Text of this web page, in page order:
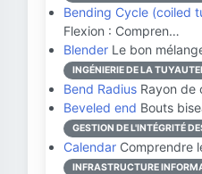
Bending Cycle (coiled
Flexion : Compren…
Blender Le bon
INGÉNIERIE DE LA
Bend Radius Rayon de
Beveled end Bouts
GESTION DE L'INTÉGRITÉ
Calendar Comprendre
INFRASTRUCTURE